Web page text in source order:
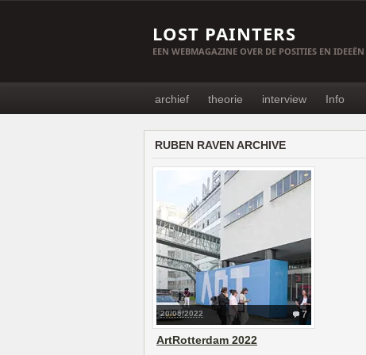
LOST PAINTERS
EEN WEBMAGAZINE OVER DE POSITIES EN
archief theorie interview Info
RUBEN RAVEN ARCHIVE
7
20/05/2022
ArtRotterdam 2022